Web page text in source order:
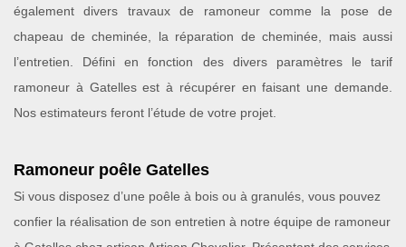
également divers travaux de ramoneur comme la pose de
chapeau de cheminée, la réparation de cheminée, mais aussi
l’entretien. Défini en fonction des divers paramètres le tarif
ramoneur à Gatelles est à récupérer en faisant une demande.
Nos estimateurs feront l’étude de votre projet.
Ramoneur poêle Gatelles
Si vous disposez d’une poêle à bois ou à granulés, vous pouvez
confier la réalisation de son entretien à notre équipe de ramoneur